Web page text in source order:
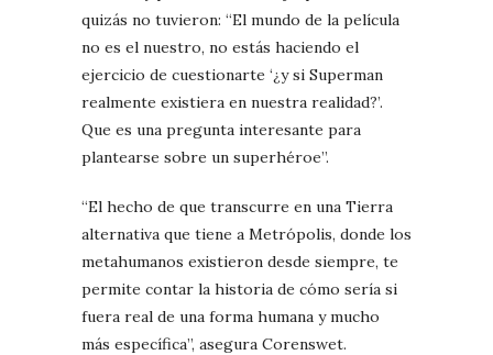
quizás no tuvieron: “El mundo de la película
no es el nuestro, no estás haciendo el
ejercicio de cuestionarte ‘¿y si Superman
realmente existiera en nuestra realidad?’.
Que es una pregunta interesante para
plantearse sobre un superhéroe”.
“El hecho de que transcurre en una Tierra
alternativa que tiene a Metrópolis, donde los
metahumanos existieron desde siempre, te
permite contar la historia de cómo sería si
fuera real de una forma humana y mucho
más específica”, asegura Corenswet.